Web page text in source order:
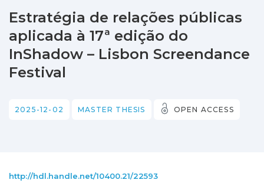
Statistics
Estratégia de relações públicas
aplicada à 17ª edição do
InShadow – Lisbon Screendance
Festival
2025-12-02 MASTER THESIS OPEN ACCESS
http://hdl.handle.net/10400.21/22593